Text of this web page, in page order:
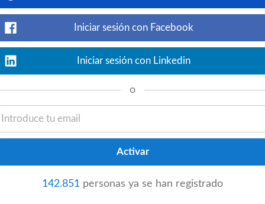
regente,enfermero, nurse,
Cali
event_available ayer
apoyo a una de sus empresas clientes,
Formación Académica:
Ver detalles
Iniciar sesión con Facebook
Iniciar sesión con Linkedin
o
142.851 personas ya se han registrado